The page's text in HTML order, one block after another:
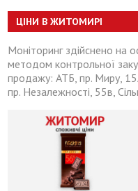
ЦІНИ В ЖИТОМИРІ
Моніторинг здійснено на
методом контрольної
продажу: АТБ, пр. Миру,
пр. Незалежності, 55в,